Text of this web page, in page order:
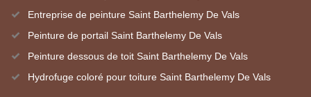
Entreprise de peinture Saint Barthelemy De Vals
Peinture de portail Saint Barthelemy De Vals
Peinture dessous de toit Saint Barthelemy De Vals
Hydrofuge coloré pour toiture Saint Barthelemy De Vals